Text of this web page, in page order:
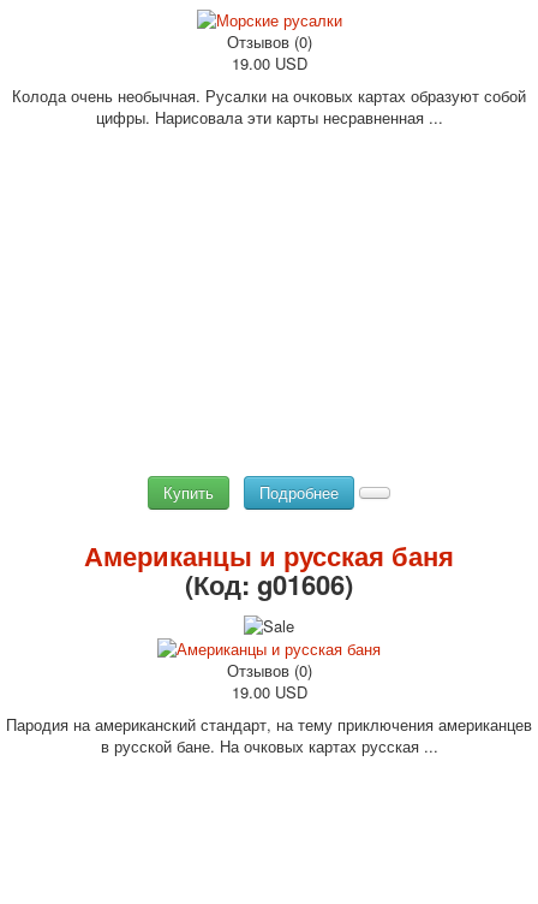
Отзывов (0)
19.00 USD
Колода очень необычная. Русалки на очковых картах образуют собой
цифры. Нарисовала эти карты несравненная ...
Купить Подробнее
Американцы и русская баня
(Код: g01606)
Отзывов (0)
19.00 USD
Пародия на американский стандарт, на тему приключения американцев
в русской бане. На очковых картах русская ...